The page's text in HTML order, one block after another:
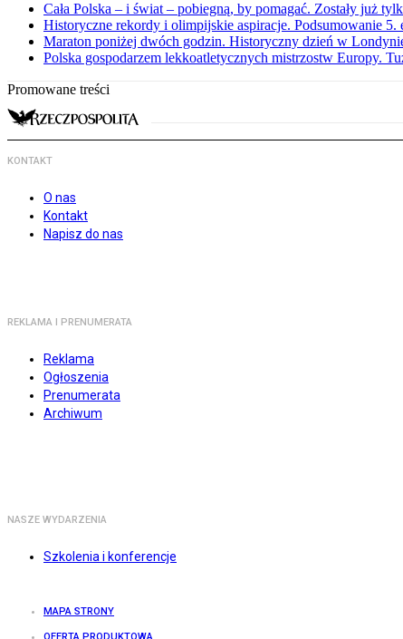
Cała Polska – i świat – pobiegną, by pomagać. Zostały już
Historyczne rekordy i olimpijskie aspiracje. Podsumowanie
Maraton poniżej dwóch godzin. Historyczny dzień w
Polska gospodarzem lekkoatletycznych mistrzostw Europy.
Promowane treści
KONTAKT
O nas
Kontakt
Napisz do nas
REKLAMA I PRENUMERATA
Reklama
Ogłoszenia
Prenumerata
Archiwum
NASZE WYDARZENIA
Szkolenia i konferencje
MAPA STRONY